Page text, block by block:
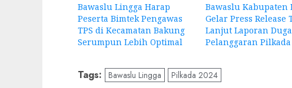
Bawaslu Lingga Harap
Peserta Bimtek Pengawas
TPS di Kecamatan Bakung
Serumpun Lebih Optimal
Bawaslu Kabupaten
Gelar Press Release
Lanjut Laporan
Pelanggaran Pilkada
Tags: Bawaslu Lingga Pilkada 2024